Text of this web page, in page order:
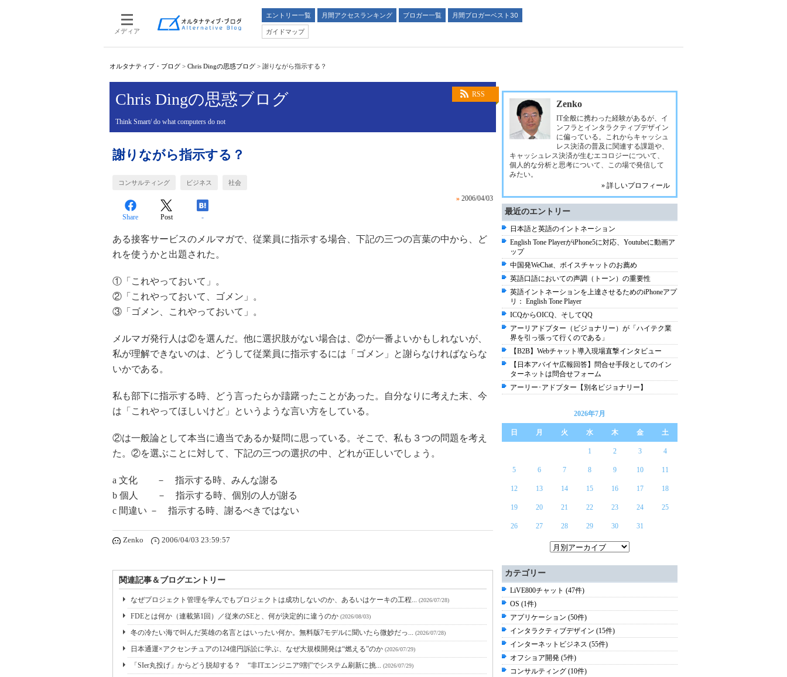
メディア
エントリー一覧 月間アクセスランキング ブロガー一覧
月間ブロガーベスト30
ガイドマップ
オルタナティブ・ブログ > Chris Dingの思惑ブログ > 謝りながら指示する？
RSS
Chris Dingの思惑ブログ
Think Smart/ do what computers do not
謝りながら指示する？
コンサルティング ビジネス 社会
» 2006/04/03
Share Post -
ある接客サービスのメルマガで、従業員に指示する場合、下記の三つの言葉の中から、ど
れを使うかと出題された。
①「これやっておいて」。
②「これやっておいて、ゴメン」。
③「ゴメン、これやっておいて」。
メルマガ発行人は②を選んだ。他に選択肢がない場合は、②が一番よいかもしれないが、
私が理解できないのは、どうして従業員に指示するには「ゴメン」と謝らなければならな
いかである。
私も部下に指示する時、どう言ったらか躊躇ったことがあった。自分なりに考えた末、今
は「これやってほしいけど」というような言い方をしている。
②は一般論として本当に適当であるか疑問に思っている。そこで、私も３つの問題を考え
た。②を選ぶことに対して、下記の三つの選択の中、どれが正しいでしょう。
a 文化 － 指示する時、みんな謝る
b 個人 － 指示する時、個別の人が謝る
c 間違い － 指示する時、謝るべきではない
Zenko 2006/04/03 23:59:57
関連記事＆ブログエントリー
なぜプロジェクト管理を学んでもプロジェクトは成功しないのか、あるいはケーキの工程... (2026/07/28)
FDEとは何か（連載第1回）／従来のSEと、何が決定的に違うのか (2026/08/03)
冬の冷たい海で叫んだ英雄の名言とはいったい何か。無料版7モデルに聞いたら微妙だっ... (2026/07/28)
日本通運×アクセンチュアの124億円訴訟に学ぶ、なぜ大規模開発は“燃える”のか (2026/07/29)
「SIer丸投げ」からどう脱却する？ “非ITエンジニア9割”でシステム刷新に挑... (2026/07/29)
Zenko
IT全般に携わった経験があるが、イ
ンフラとインタラクティブデザイン
に偏っている。これからキャッシュ
レス決済の普及に関連する課題や、
キャッシュレス決済が生むエコロジーについて、
個人的な分析と思考について、この場で発信して
みたい。
» 詳しいプロフィール
最近のエントリー
日本語と英語のイントネーション
English Tone PlayerがiPhone5に対応、Youtubeに動画ア
ップ
中国発WeChat、ボイスチャットのお薦め
英語口語においての声調（トーン）の重要性
英語イントネーションを上達させるためのiPhoneアプ
リ： English Tone Player
ICQからOICQ、そしてQQ
アーリアドプター（ビジョナリー）が「ハイテク業
界を引っ張って行くのである」
【B2B】Webチャット導入現場直撃インタビュー
【日本アバイヤ広報回答】問合せ手段としてのイン
ターネットは問合せフォーム
アーリー･アドプター【別名ビジョナリー】
2026年7月
日 月 火 水 木 金 土
1 2 3 4
5 6 7 8 9 10 11
12 13 14 15 16 17 18
19 20 21 22 23 24 25
26 27 28 29 30 31
カテゴリー
LiVE800チャット (47件)
OS (1件)
アプリケーション (50件)
インタラクティブデザイン (15件)
インターネットビジネス (55件)
オフショア開発 (5件)
コンサルティング (10件)